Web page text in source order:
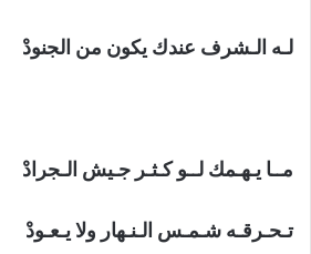
لـه الـشرف عندك يكون من الجنودْ
مــا يـهـمك لــو كـثـر جـيش الـجرادْ
تـحـرقـه شـمـس الـنـهار ولا يـعـودْ